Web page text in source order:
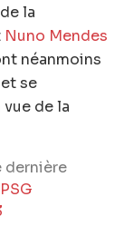
la
Nuno Mendes
néanmoins
se
de la
dernière